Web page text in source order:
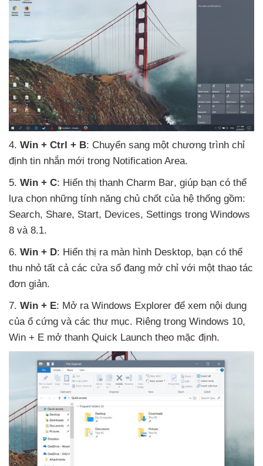
4. Win + Ctrl + B: Chuyển sang một chương trình chỉ
định tin nhắn mới trong Notification Area.
5. Win + C: Hiển thị thanh Charm Bar, giúp bạn có thể
lựa chọn những tính năng chủ chốt của hệ thống gồm:
Search, Share, Start, Devices, Settings trong Windows
8 và 8.1.
6. Win + D: Hiển thị ra màn hình Desktop, bạn có thể
thu nhỏ tất cả các cửa sổ đang mở chỉ với một thao tác
đơn giản.
7. Win + E: Mở ra Windows Explorer để xem nội dung
của ổ cứng và các thư mục. Riêng trong Windows 10,
Win + E mở thanh Quick Launch theo mặc định.